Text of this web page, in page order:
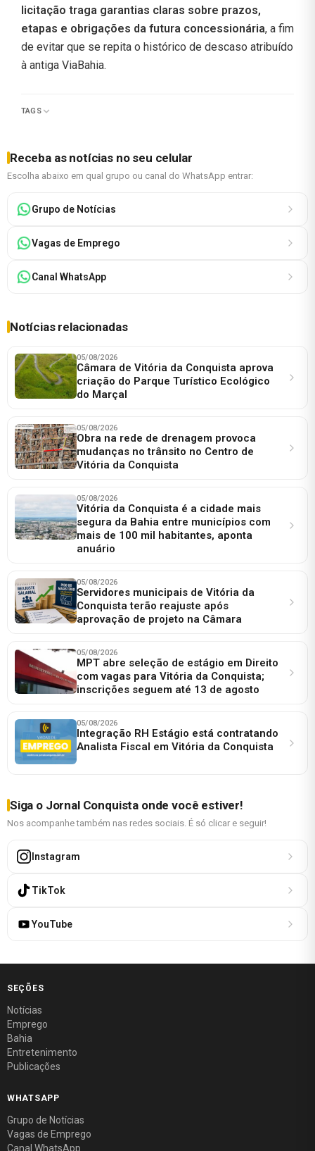
licitação traga garantias claras sobre prazos,
etapas e obrigações da futura concessionária, a fim
de evitar que se repita o histórico de descaso atribuído
à antiga ViaBahia.
TAGS
Receba as notícias no seu celular
Escolha abaixo em qual grupo ou canal do WhatsApp entrar:
Grupo de Notícias
Vagas de Emprego
Canal WhatsApp
Notícias relacionadas
05/08/2026
Câmara de Vitória da Conquista aprova
criação do Parque Turístico Ecológico
do Marçal
05/08/2026
Obra na rede de drenagem provoca
mudanças no trânsito no Centro de
Vitória da Conquista
05/08/2026
Vitória da Conquista é a cidade mais
segura da Bahia entre municípios com
mais de 100 mil habitantes, aponta
anuário
05/08/2026
Servidores municipais de Vitória da
Conquista terão reajuste após
aprovação de projeto na Câmara
05/08/2026
MPT abre seleção de estágio em Direito
com vagas para Vitória da Conquista;
inscrições seguem até 13 de agosto
05/08/2026
Integração RH Estágio está contratando
Analista Fiscal em Vitória da Conquista
Siga o Jornal Conquista onde você estiver!
Nos acompanhe também nas redes sociais. É só clicar e seguir!
Instagram
TikTok
YouTube
SEÇÕES
Notícias
Emprego
Bahia
Entretenimento
Publicações
WHATSAPP
Grupo de Notícias
Vagas de Emprego
Canal WhatsApp